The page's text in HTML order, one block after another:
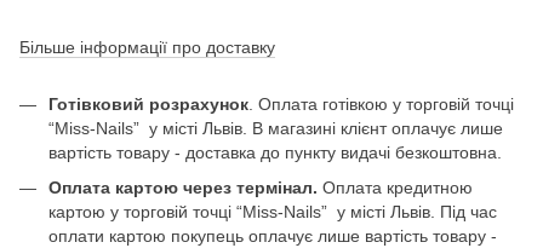
Більше інформації про доставку
Готівковий розрахунок . Оплата готівкою у торговій точці
“Miss-Nails” у місті Львів. В магазині клієнт оплачує лише
вартість товару - доставка до пункту видачі безкоштовна.
Оплата картою через термінал. Оплата кредитною
картою у торговій точці “Miss-Nails” у місті Львів. Під час
оплати картою покупець оплачує лише вартість товару -